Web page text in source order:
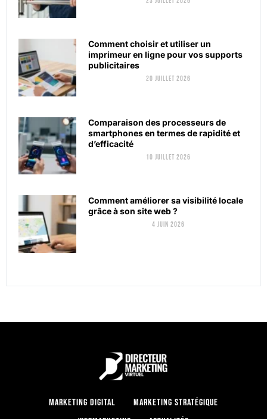
Comment choisir et utiliser un
imprimeur en ligne pour vos supports
publicitaires
20 juillet 2026
Comparaison des processeurs de
smartphones en termes de rapidité et
d’efficacité
10 juillet 2026
Comment améliorer sa visibilité locale
grâce à son site web ?
4 juin 2026
Marketing digital
Marketing stratégique